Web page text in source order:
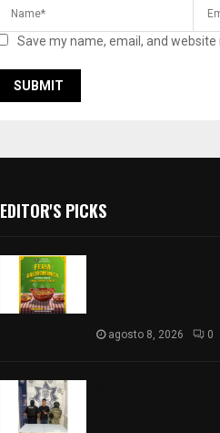
Save my name, email, and
EDITOR'S PICKS
agosto 8, 2026 0